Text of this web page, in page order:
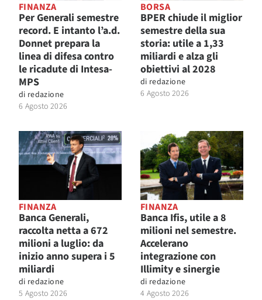
FINANZA
Per Generali semestre
record. E intanto l’a.d.
Donnet prepara la
linea di difesa contro
le ricadute di Intesa-
MPS
di redazione
6 Agosto 2026
BORSA
BPER chiude il miglior
semestre della sua
storia: utile a 1,33
miliardi e alza gli
obiettivi al 2028
di redazione
6 Agosto 2026
FINANZA
Banca Generali,
raccolta netta a 672
milioni a luglio: da
inizio anno supera i 5
miliardi
di redazione
5 Agosto 2026
FINANZA
Banca Ifis, utile a 8
milioni nel semestre.
Accelerano
integrazione con
Illimity e sinergie
di redazione
4 Agosto 2026